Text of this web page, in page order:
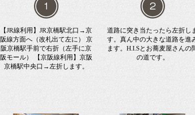
【JR線利用】JR京橋駅北口→京
阪線方面へ（改札出て左に） 京
阪京橋駅手前で右折（左手に京
阪モール） 【京阪線利用】京阪
京橋駅中央口→左折します。
道路に突き当たったら左折し
す。真ん中の大きな道路を進
ます。H.I.Sとお蕎麦屋さんの
の道です。